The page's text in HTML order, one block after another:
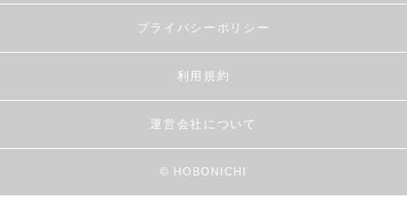
プライバシーポリシー
利用規約
運営会社について
© HOBONICHI